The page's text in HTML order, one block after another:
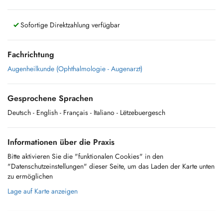
Sofortige Direktzahlung verfügbar
Fachrichtung
Augenheilkunde (Ophthalmologie - Augenarzt)
Gesprochene Sprachen
Deutsch - English - Français - Italiano - Lëtzebuergesch
Informationen über die Praxis
Bitte aktivieren Sie die "funktionalen Cookies" in den
"Datenschutzeinstellungen" dieser Seite, um das Laden der Karte unten
zu ermöglichen
Lage auf Karte anzeigen